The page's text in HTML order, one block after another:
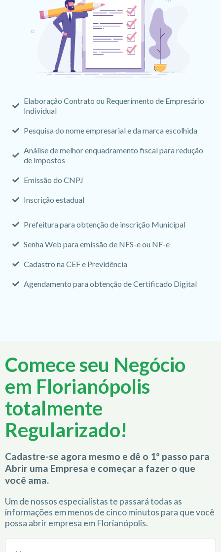
Elaboração Contrato ou Requerimento de Empresário
Individual
Pesquisa do nome empresarial e da marca escolhida
Análise de melhor enquadramento fiscal para redução
de impostos
Emissão do CNPJ
Inscrição estadual
Prefeitura para obtenção de inscrição Municipal
Senha Web para emissão de NFS-e ou NF-e
Cadastro na CEF e Previdência
Agendamento para obtenção de Certificado Digital
Comece seu Negócio
em Florianópolis
totalmente
Regularizado!
Cadastre-se agora mesmo e dê o 1º passo para
Abrir uma Empresa e começar a fazer o que
você ama.
Um de nossos especialistas te passará todas as
informações em menos de cinco minutos para que você
possa abrir empresa em Florianópolis.